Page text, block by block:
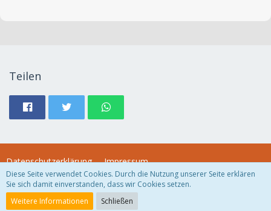
Teilen
Datenschutzerklärung Impressum
Community-Software:
Diese Seite verwendet Cookies. Durch die Nutzung unserer Seite erklären
Sie sich damit einverstanden, dass wir Cookies setzen.
Weitere Informationen
Schließen